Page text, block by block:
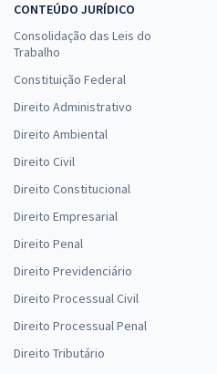
CONTEÚDO JURÍDICO
Consolidação das Leis do
Trabalho
Constituição Federal
Direito Administrativo
Direito Ambiental
Direito Civil
Direito Constitucional
Direito Empresarial
Direito Penal
Direito Previdenciário
Direito Processual Civil
Direito Processual Penal
Direito Tributário